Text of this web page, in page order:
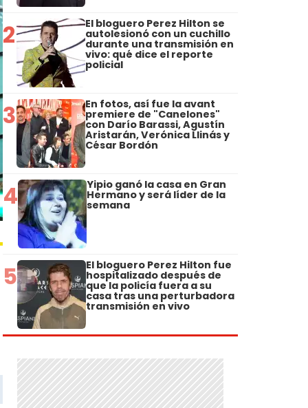
2 El bloguero Perez Hilton se
autolesionó con un cuchillo
durante una transmisión en
vivo: qué dice el reporte
policial
3 En fotos, así fue la avant
premiere de "Canelones"
con Darío Barassi, Agustín
Aristarán, Verónica Llinás y
César Bordón
4 Yipio ganó la casa en Gran
Hermano y será líder de la
semana
5 El bloguero Perez Hilton fue
hospitalizado después de
que la policía fuera a su
casa tras una perturbadora
transmisión en vivo